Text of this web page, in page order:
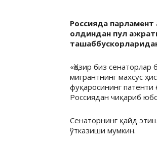
Россияда
олдиндан пул
«Ҳозир биз
мигрантнинг махсус
фуқаросининг
Россиядан чиқариб
Сенаторнинг қайд
ўтказиши мумкин.